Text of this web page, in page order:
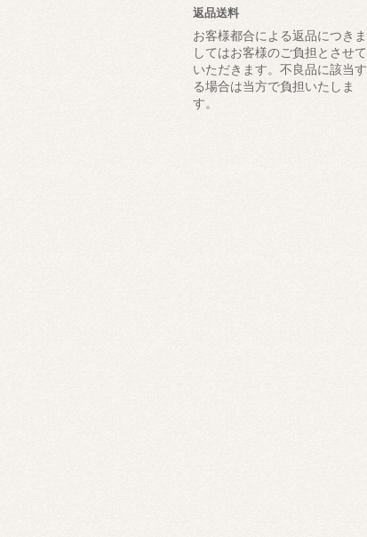
返品送料
お客様都合による返品につきま
してはお客様のご負担とさせて
いただきます。不良品に該当す
る場合は当方で負担いたしま
す。